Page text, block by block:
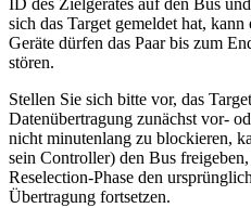
ID des Zielgerätes auf den Bus
sich das Target gemeldet hat,
Geräte dürfen das Paar bis zum
stören.
Stellen Sie sich bitte vor, das
Datenübertragung zunächst vor-
nicht minutenlang zu blockieren,
sein Controller) den Bus
Reselection-Phase den
Übertragung fortsetzen.